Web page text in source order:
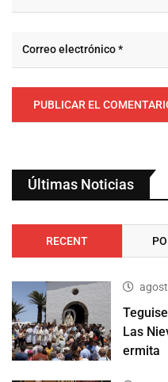
Últimas Noticias
RECENT
Las
ermita